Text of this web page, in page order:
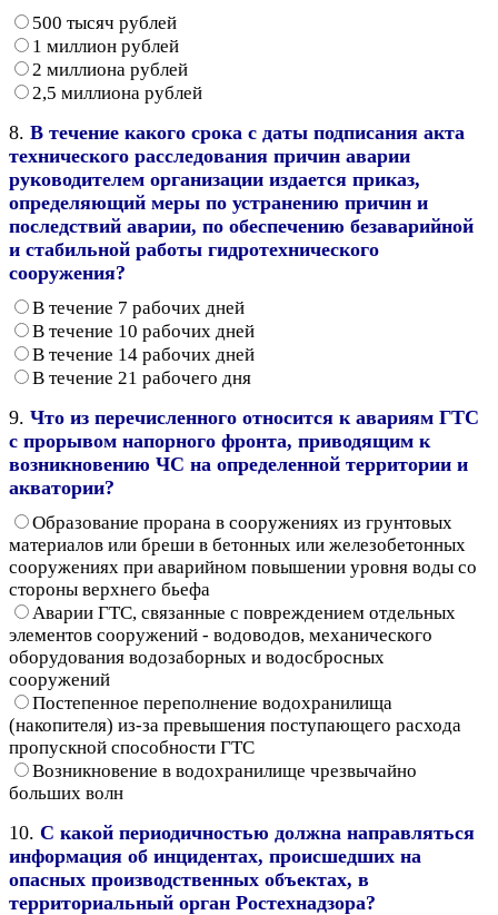
500 тысяч рублей
1 миллион рублей
2 миллиона рублей
2,5 миллиона рублей
8. В течение какого срока с даты подписания акта
технического расследования причин аварии
руководителем организации издается приказ,
определяющий меры по устранению причин и
последствий аварии, по обеспечению безаварийной
и стабильной работы гидротехнического
сооружения?
В течение 7 рабочих дней
В течение 10 рабочих дней
В течение 14 рабочих дней
В течение 21 рабочего дня
9. Что из перечисленного относится к авариям ГТС
с прорывом напорного фронта, приводящим к
возникновению ЧС на определенной территории и
акватории?
Образование прорана в сооружениях из грунтовых
материалов или бреши в бетонных или железобетонных
сооружениях при аварийном повышении уровня воды со
стороны верхнего бьефа
Аварии ГТС, связанные с повреждением отдельных
элементов сооружений - водоводов, механического
оборудования водозаборных и водосбросных
сооружений
Постепенное переполнение водохранилища
(накопителя) из-за превышения поступающего расхода
пропускной способности ГТС
Возникновение в водохранилище чрезвычайно
больших волн
10. С какой периодичностью должна направляться
информация об инцидентах, происшедших на
опасных производственных объектах, в
территориальный орган Ростехнадзора?